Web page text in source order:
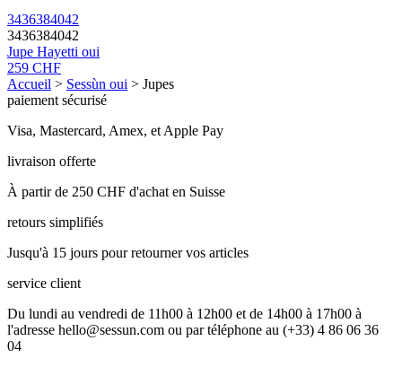
3436384042
3436384042
Jupe Hayetti oui
259 CHF
Accueil > Sessùn oui > Jupes
paiement sécurisé
Visa, Mastercard, Amex, et Apple Pay
livraison offerte
À partir de 250 CHF d'achat en Suisse
retours simplifiés
Jusqu'à 15 jours pour retourner vos articles
service client
Du lundi au vendredi de 11h00 à 12h00 et de 14h00 à 17h00 à
l'adresse hello@sessun.com ou par téléphone au (+33) 4 86 06 36
04